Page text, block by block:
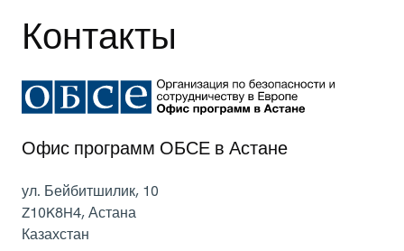
Контакты
Офис программ ОБСЕ в Астане
ул. Бейбитшилик, 10
Z10K8H4,Астана
Казахстан